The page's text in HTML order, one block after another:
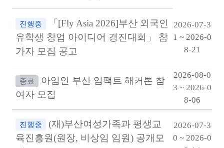
진행중
「[Fly Asia 2026]부산 외국인
유학생 창업 아이디어 경진대회」 참
가자 모집 공고
2026-07-3
1 ~ 2026-0
8-21
종료
아임인 부산 임팩트 해커톤 참
여자 모집
2026-08-0
3 ~ 2026-0
8-06
진행중
(재)부산여성가족과 평생교
육진흥원(원장, 비상임 임원) 공개모
2026-07-3
0 ~ 2026-0